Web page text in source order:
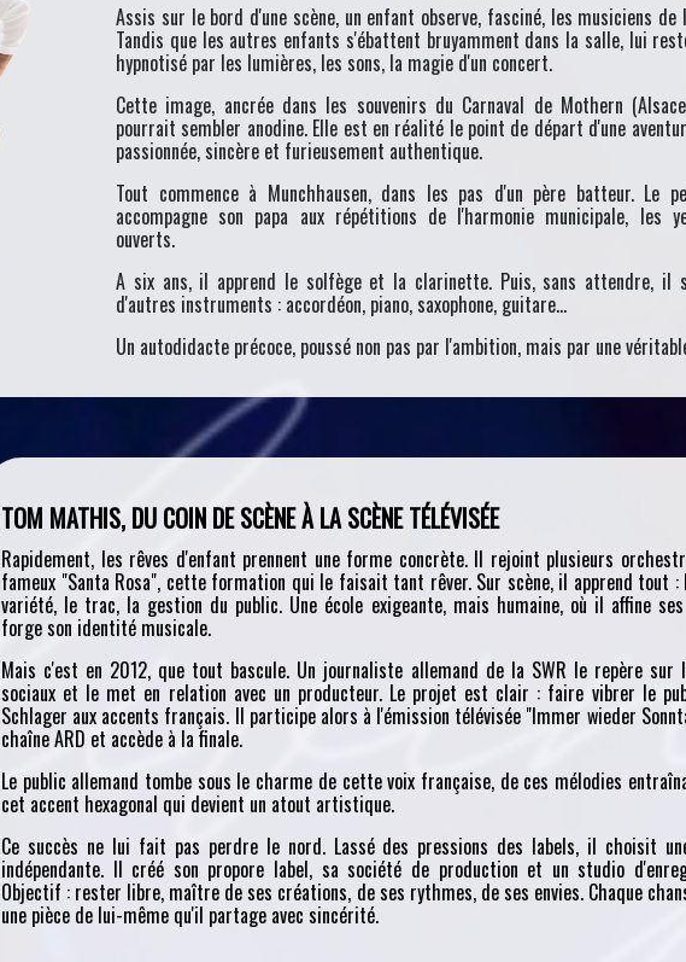
Assis sur le bord d'une scène, un enfant observe, fasciné, les musiciens
Tandis que les autres enfants s'ébattent bruyamment dans la salle, lui
hypnotisé par les lumières, les sons, la magie d'un concert.
Cette image, ancrée dans les souvenirs du Carnaval de Mothern
pourrait sembler anodine. Elle est en réalité le point de départ d'une
passionnée, sincère et furieusement authentique.
Tout commence à Munchhausen, dans les pas d'un père batteur. Le
accompagne son papa aux répétitions de l'harmonie municipale, les
ouverts.
A six ans, il apprend le solfège et la clarinette. Puis, sans attendre, il
d'autres instruments : accordéon, piano, saxophone, guitare...
Un autodidacte précoce, poussé non pas par l'ambition, mais par une
TOM MATHIS, DU COIN DE SCÈNE À LA SCÈNE TÉLÉVISÉE
Rapidement, les rêves d'enfant prennent une forme concrète. Il rejoint plusieurs
fameux "Santa Rosa", cette formation qui le faisait tant rêver. Sur scène, il apprend tout :
variété, le trac, la gestion du public. Une école exigeante, mais humaine, où il affine
forge son identité musicale.
Mais c'est en 2012, que tout bascule. Un journaliste allemand de la SWR le repère sur
sociaux et le met en relation avec un producteur. Le projet est clair : faire vibrer le
Schlager aux accents français. Il participe alors à l'émission télévisée "Immer wieder
chaîne ARD et accède à la finale.
Le public allemand tombe sous le charme de cette voix française, de ces mélodies
cet accent hexagonal qui devient un atout artistique.
Ce succès ne lui fait pas perdre le nord. Lassé des pressions des labels, il choisit
indépendante. Il créé son propore label, sa société de production et un studio
Objectif : rester libre, maître de ses créations, de ses rythmes, de ses envies. Chaque
une pièce de lui-même qu'il partage avec sincérité.